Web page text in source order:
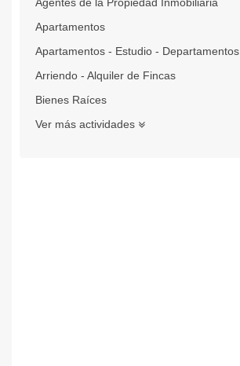
Apartamentos
Apartamentos - Estudio - Departamentos
Arriendo - Alquiler de Fincas
Bienes Raíces
Ver más actividades